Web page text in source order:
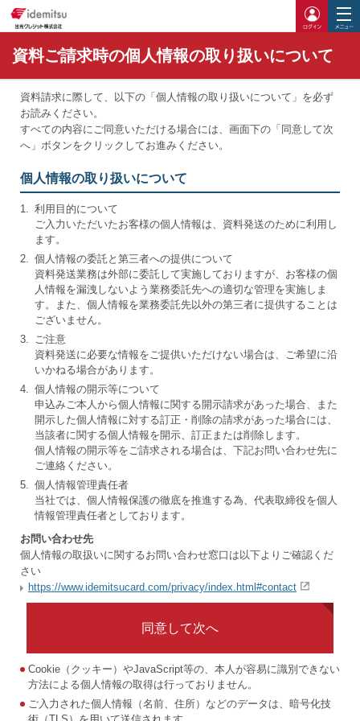
ログイ
資料ご請求時の個人情報の取り扱いについて
資料請求に際して、以下の「個人情報の取り扱いについて」を必ず
お読みください。
すべての内容にご同意いただける場合には、画面下の「同意して次
へ」ボタンをクリックしてお進みください。
個人情報の取り扱いについて
1. 利用目的について
ご入力いただいたお客様の個人情報は、資料発送のために利用し
ます。
2. 個人情報の委託と第三者への提供について
資料発送業務は外部に委託して実施しておりますが、お客様の個
人情報を漏洩しないよう業務委託先への適切な管理を実施しま
す。また、個人情報を業務委託先以外の第三者に提供することは
ございません。
3. ご注意
資料発送に必要な情報をご提供いただけない場合は、ご希望に沿
いかねる場合があります。
4. 個人情報の開示等について
申込みご本人から個人情報に関する開示請求があった場合、また
開示した個人情報に対する訂正・削除の請求があった場合には、
当該者に関する個人情報を開示、訂正または削除します。
個人情報の開示等をご請求される場合は、下記お問い合わせ先に
ご連絡ください。
5. 個人情報管理責任者
当社では、個人情報保護の徹底を推進する為、代表取締役を個人
情報管理責任者としております。
お問い合わせ先
個人情報の取扱いに関するお問い合わせ窓口は以下よりご確認くだ
さい
https://www.idemitsucard.com/privacy/index.html#contact
同意して次へ
Cookie（クッキー）やJavaScript等の、本人が容易に識別できない
方法による個人情報の取得は行っておりません。
ご入力された個人情報（名前、住所）などのデータは、暗号化技